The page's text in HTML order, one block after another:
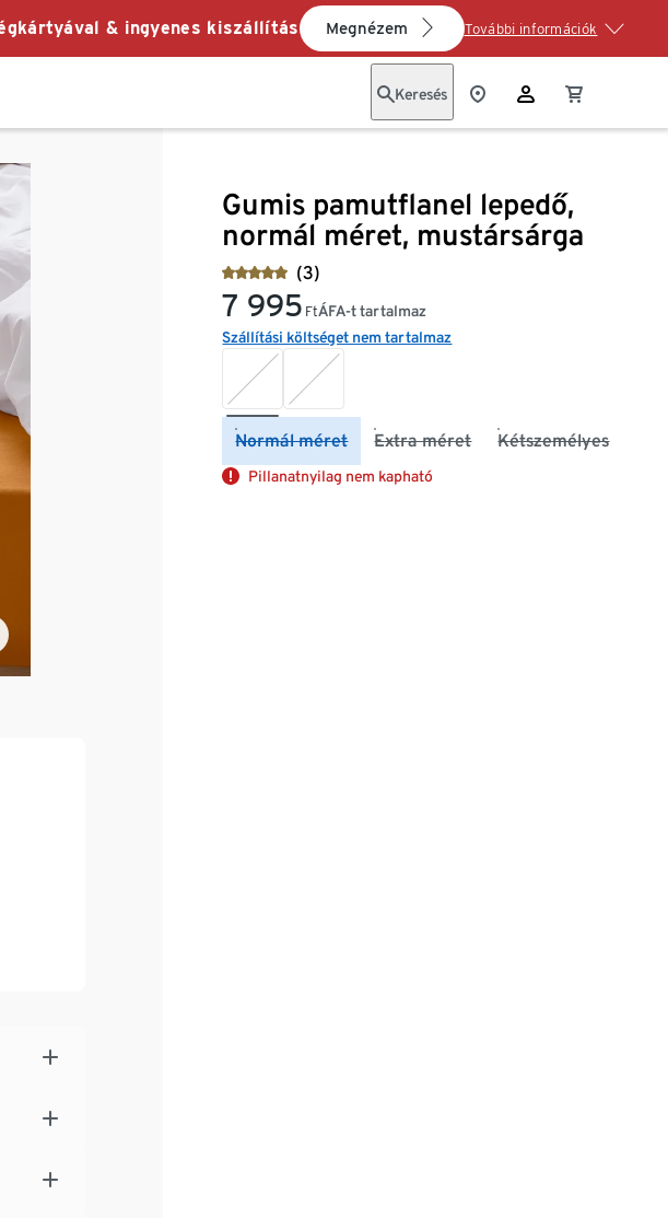
& ingyenes kiszállítás Megnézem További információk
Keresés
Gumis pamutflanel lepedő,
normál méret, mustársárga
(3)
7 995 FtÁFA-t tartalmaz
Szállítási költséget nem tartalmaz
Normál méret Extra méret Kétszemélyes
Pillanatnyilag nem kapható